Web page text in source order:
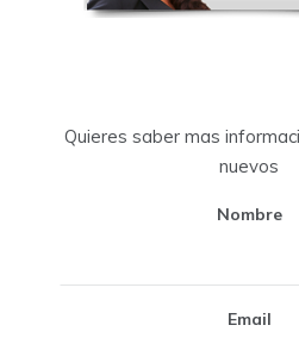
Quieres saber mas
nuevos
Nombre
Email